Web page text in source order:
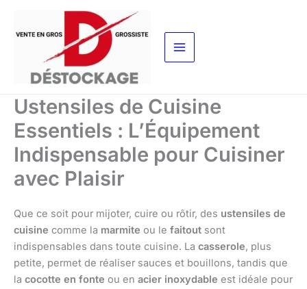
contenu
Ustensiles de Cuisine
Essentiels : L’Équipement
Indispensable pour Cuisiner
avec Plaisir
Que ce soit pour mijoter, cuire ou rôtir, des ustensiles de
cuisine comme la marmite ou le faitout sont
indispensables dans toute cuisine. La casserole, plus
petite, permet de réaliser sauces et bouillons, tandis que
la cocotte en fonte ou en acier inoxydable est idéale pour